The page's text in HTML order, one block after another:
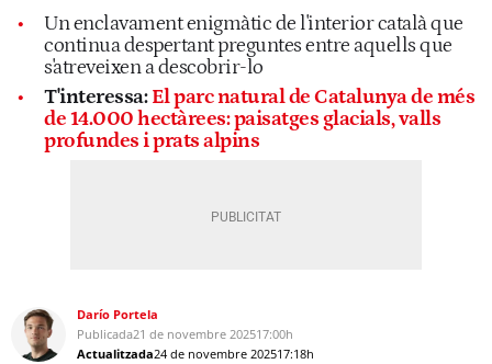
Un enclavament enigmàtic de l'interior català que
continua despertant preguntes entre aquells que
s'atreveixen a descobrir-lo
T'interessa:El parc natural de Catalunya de més
de 14.000 hectàrees: paisatges glacials, valls
profundes i prats alpins
Darío Portela
Publicada21 de novembre 202517:00h
Actualitzada24 de novembre 202517:18h